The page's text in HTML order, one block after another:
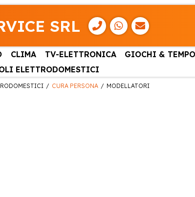
SRL
CLIMA TV-ELETTRONICA GIOCHI &
ELETTRODOMESTICI
CURA PERSONA MODELLATORI